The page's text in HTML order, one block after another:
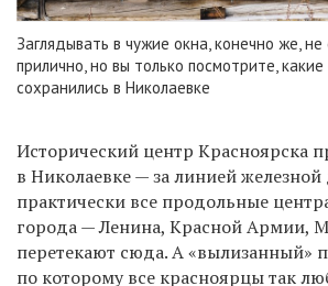
Заглядывать в чужие окна, конечно же, не
прилично, но вы только посмотрите, какие
сохранились в Николаевке
Исторический центр Красноярска
в Николаевке — за линией
практически все продольные
города — Ленина, Красной Армии,
перетекают сюда. А «вылизанный»
по которому все красноярцы так